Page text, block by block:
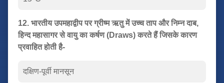
12. भारतीय उपमहाद्वीप पर ग्रीष्म ऋतु में उच्च ताप और निम्न दाब,
हिन्द महासागर से वायु का कर्षण (Draws) करते हैं जिसके कारण
प्रवाहित होती है-
दक्षिण-पूर्वी मानसून